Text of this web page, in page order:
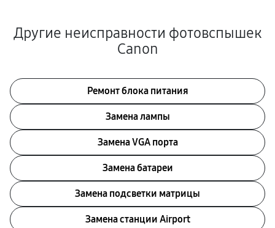
Другие неисправности фотовспышек
Canon
Ремонт блока питания
Замена лампы
Замена VGA порта
Замена батареи
Замена подсветки матрицы
Замена станции Airport